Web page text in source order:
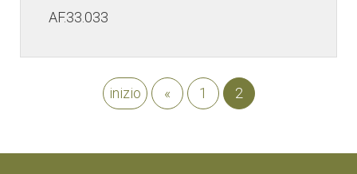
AF.33.033
inizio « 1 2